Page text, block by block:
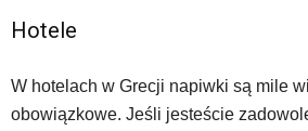
Hotele
W hotelach w Grecji napiwki są mile
obowiązkowe. Jeśli jesteście